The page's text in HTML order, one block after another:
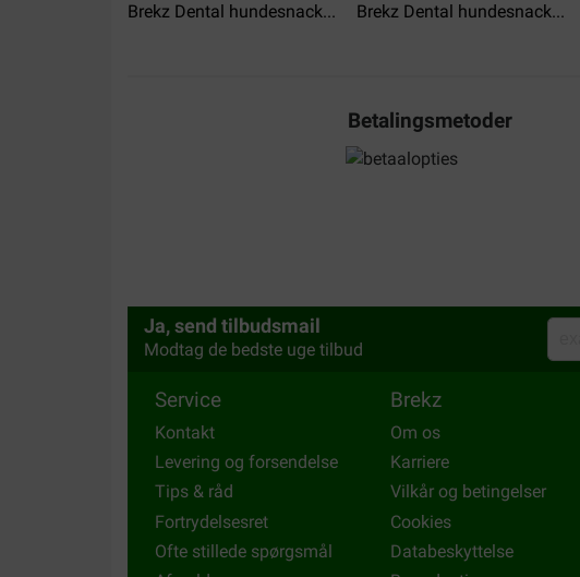
Onze honden staan te popelen als ik zeg: wie wil er tandjes
vinden het erg lekker, en het helpt ook goed tegen tandplak,
Brekz Dental hundesnack... Brekz Dental hundesnack...
Betalingsmetoder
Ja, send tilbudsmail
Modtag de bedste uge tilbud
Service
Kontakt
Levering og forsendelse
Tips & råd
Fortrydelsesret
Ofte stillede spørgsmål
Brekz
Om os
Karriere
Vilkår og betingelser
Cookies
Databeskyttelse